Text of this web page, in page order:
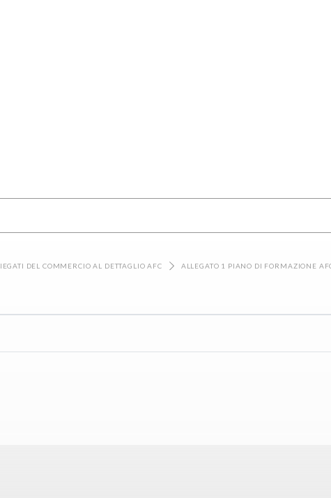
DEL COMMERCIO AL DETTAGLIO AFC ALLEGATO 1 PIANO DI FORMAZIONE